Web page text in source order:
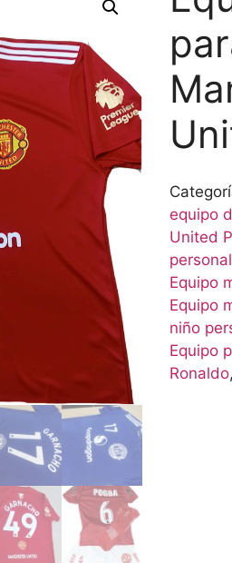
equipo
United
Equipo
Equipo
niño
Equipo
Ronaldo,